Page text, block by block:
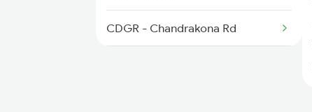
CDGR - Chandrakona Rd